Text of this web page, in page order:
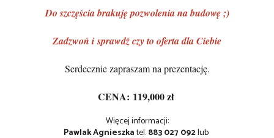
Do szczęścia brakuję pozwolenia na budowę ;)
Zadzwoń i sprawdź czy to oferta dla Ciebie
Serdecznie zapraszam na prezentację.
CENA: 119,000 zł
Więcej informacji:
Pawlak Agnieszkatel.883 027 092lub